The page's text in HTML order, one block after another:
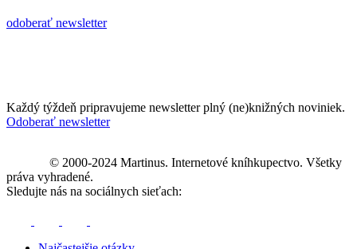
odoberať newsletter
Každý týždeň pripravujeme newsletter plný (ne)knižných noviniek.
Odoberať newsletter
© 2000-2024 Martinus. Internetové kníhkupectvo. Všetky
práva vyhradené.
Sledujte nás na sociálnych sieťach: